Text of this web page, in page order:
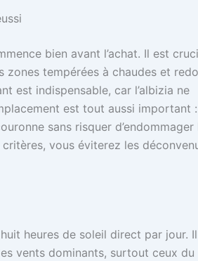
bien avant l’achat. Il est
tempérées à chaudes et
est indispensable, car l’albizia ne
est tout aussi important :
sans risquer d’endommager
vous éviterez les
heures de soleil direct par jour. Il
vents dominants, surtout ceux du